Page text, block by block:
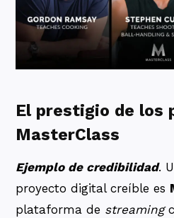
El prestigio de los
MasterClass
Ejemplo de credibilidad.
proyecto digital creíble es
plataforma de streaming